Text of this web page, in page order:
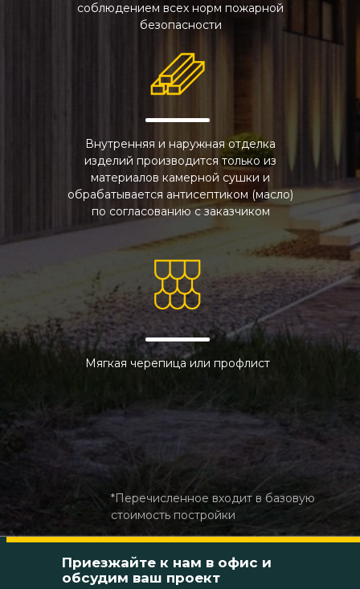
*Перечисленное входит в базовую
стоимость постройки
соблюдением всех норм пожарной
безопасности
Внутренняя и наружная отделка
изделий производится только из
материалов камерной сушки и
обрабатывается антисептиком (масло)
по согласованию с заказчиком
Мягкая черепица или профлист
Приезжайте к нам в офис и
обсудим ваш проект